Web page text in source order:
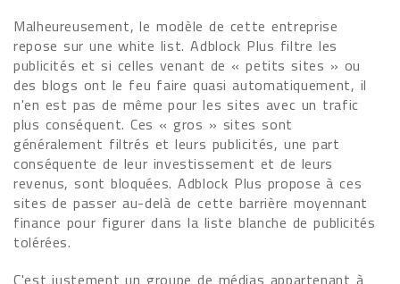
Malheureusement, le modèle de cette entreprise
repose sur une white list. Adblock Plus filtre les
publicités et si celles venant de « petits sites » ou
des blogs ont le feu faire quasi automatiquement, il
n'en est pas de même pour les sites avec un trafic
plus conséquent. Ces « gros » sites sont
généralement filtrés et leurs publicités, une part
conséquente de leur investissement et de leurs
revenus, sont bloquées. Adblock Plus propose à ces
sites de passer au-delà de cette barrière moyennant
finance pour figurer dans la liste blanche de publicités
tolérées.
C'est justement un groupe de médias appartenant à